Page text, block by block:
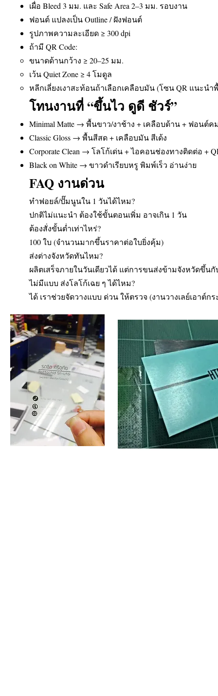
เผื่อ Bleed 3 มม. และ Safe Area 2–3 มม. รอบงาน
ฟอนต์ แปลงเป็น Outline / ฝังฟอนต์
รูปภาพความละเอียด ≥ 300 dpi
ถ้ามี QR Code:
ขนาดด้านกว้าง ≥ 20–25 มม.
เว้น Quiet Zone ≥ 4 โมดูล
หลีกเลี่ยงเงาสะท้อนถ้าเลือกเคลือบมัน (โซน QR แนะนำ
โทนงานที่ “ขึ้นไว ดูดี ชัวร์”
Minimal Matte → พื้นขาว/งาช้าง + เคลือบด้าน + ฟอนต์ค
Classic Gloss → พื้นสีสด + เคลือบมัน สีเด้ง
Corporate Clean → โลโก้เด่น + ไอคอนช่องทางติดต่อ +
Black on White → ขาวดำเรียบหรู พิมพ์เร็ว อ่านง่าย
FAQ งานด่วน
ทำฟอยล์/ปั๊มนูนใน 1 วันได้ไหม?
ปกติไม่แนะนำ ต้องใช้ขั้นตอนเพิ่ม อาจเกิน 1 วัน
ต้องสั่งขั้นต่ำเท่าไหร่?
100 ใบ (จำนวนมากขึ้นราคาต่อใบยิ่งคุ้ม)
ส่งต่างจังหวัดทันไหม?
ผลิตเสร็จภายในวันเดียวได้ แต่การขนส่งข้ามจังหวัดขึ้น
ไม่มีแบบ ส่งโลโก้เฉย ๆ ได้ไหม?
ได้ เราช่วยจัดวางแบบ ด่วน ให้ตรวจ (งานวางเลย์เอาต์กร